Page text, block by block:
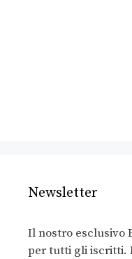
Newsletter
Il nostro esclusivo
per tutti gli iscritti.